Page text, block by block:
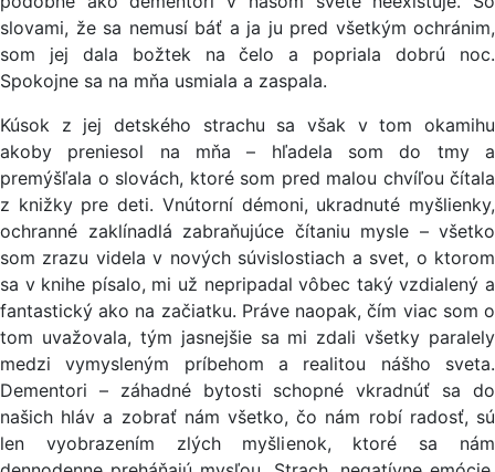
slovami, že sa nemusí báť a ja ju pred všetkým ochránim,
som jej dala božtek na čelo a popriala dobrú noc.
Spokojne sa na mňa usmiala a zaspala.
Kúsok z jej detského strachu sa však v tom okamihu
akoby preniesol na mňa – hľadela som do tmy a
premýšľala o slovách, ktoré som pred malou chvíľou čítala
z knižky pre deti. Vnútorní démoni, ukradnuté myšlienky,
ochranné zaklínadlá zabraňujúce čítaniu mysle – všetko
som zrazu videla v nových súvislostiach a svet, o ktorom
sa v knihe písalo, mi už nepripadal vôbec taký vzdialený a
fantastický ako na začiatku. Práve naopak, čím viac som o
tom uvažovala, tým jasnejšie sa mi zdali všetky paralely
medzi vymysleným príbehom a realitou nášho sveta.
Dementori – záhadné bytosti schopné vkradnúť sa do
našich hláv a zobrať nám všetko, čo nám robí radosť, sú
len vyobrazením zlých myšlienok, ktoré sa nám